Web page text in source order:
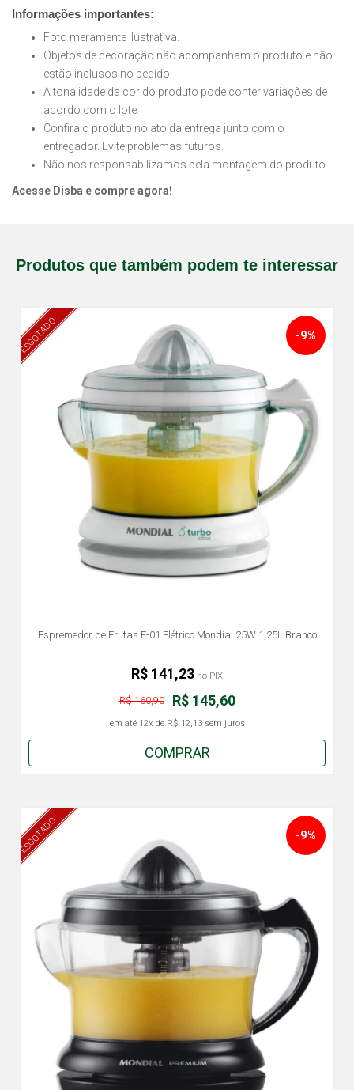
Informações importantes:
Foto meramente ilustrativa.
Objetos de decoração não acompanham o produto e não
estão inclusos no pedido.
A tonalidade da cor do produto pode conter variações de
acordo com o lote.
Confira o produto no ato da entrega junto com o
entregador. Evite problemas futuros.
Não nos responsabilizamos pela montagem do produto.
Acesse Disba e compre agora!
Produtos que também podem te interessar
ESGOTADO
Espremedor de Frutas E-01 Elétrico Mondial 25W 1,25L Branco
-9%
R$ 145,60
R$ 160,90
em até 12x de R$ 12,13sem juros
R$ 141,23 no PIX
COMPRAR
ESGOTADO -9%